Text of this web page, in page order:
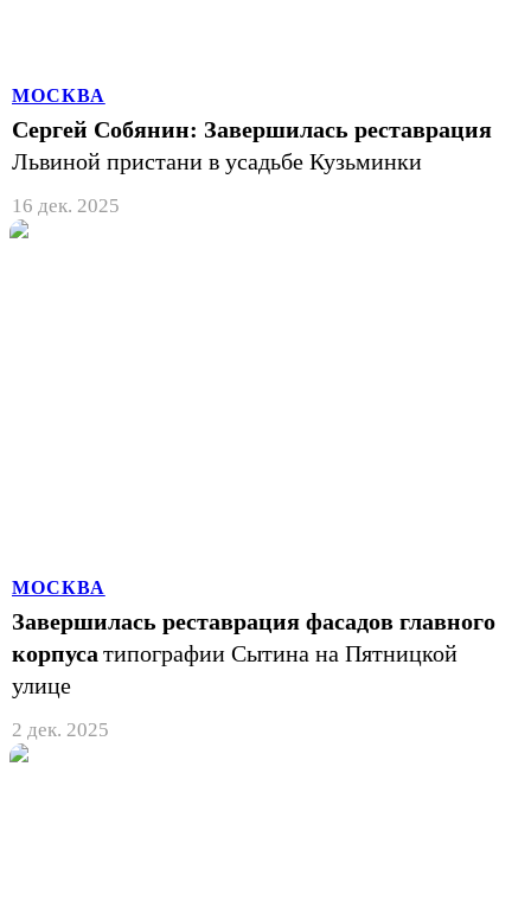
МОСКВА
Сергей Собянин: Завершилась реставрация
Львиной пристани в усадьбе Кузьминки
16 дек. 2025
МОСКВА
Завершилась реставрация фасадов главного
корпуса типографии Сытина на Пятницкой
улице
2 дек. 2025